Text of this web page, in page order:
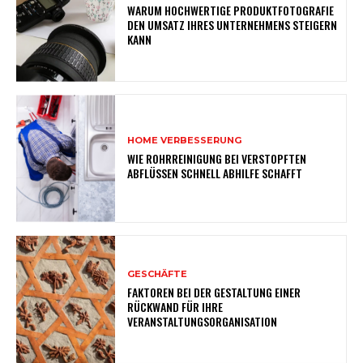
WARUM HOCHWERTIGE PRODUKTFOTOGRAFIE
DEN UMSATZ IHRES UNTERNEHMENS STEIGERN
KANN
HOME VERBESSERUNG
WIE ROHRREINIGUNG BEI VERSTOPFTEN
ABFLÜSSEN SCHNELL ABHILFE SCHAFFT
GESCHÄFTE
FAKTOREN BEI DER GESTALTUNG EINER
RÜCKWAND FÜR IHRE
VERANSTALTUNGSORGANISATION